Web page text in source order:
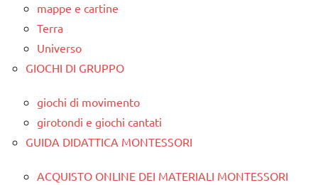
mappe e cartine
Terra
Universo
GIOCHI DI GRUPPO
giochi di movimento
girotondi e giochi cantati
GUIDA DIDATTICA MONTESSORI
ACQUISTO ONLINE DEI MATERIALI MONTESSORI